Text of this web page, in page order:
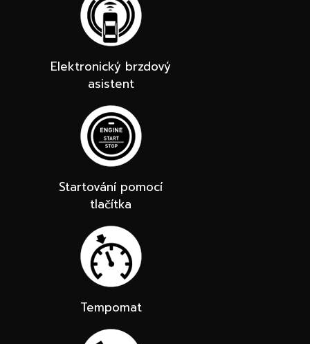
Elektronický brzdový
asistent
Startování pomocí
tlačítka
Tempomat